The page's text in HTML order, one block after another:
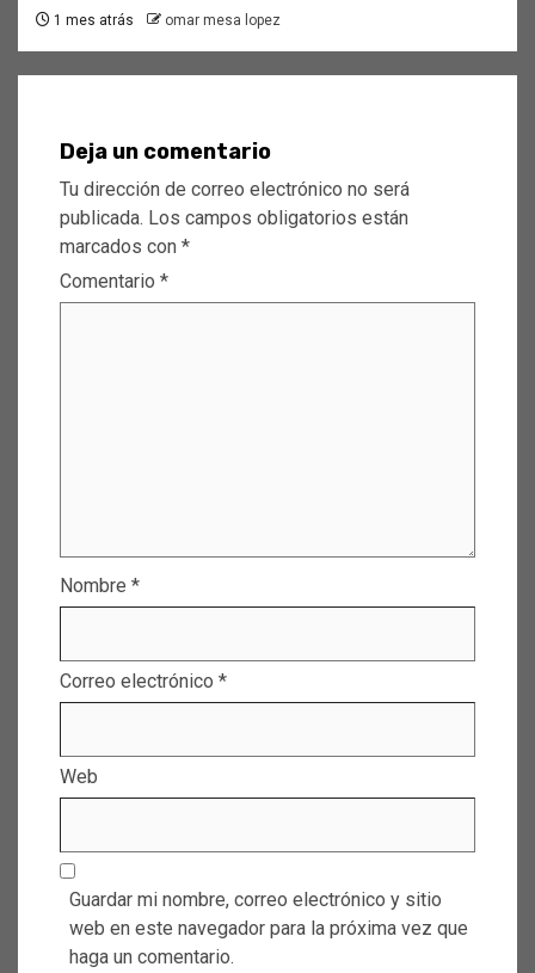
1 mes atrás omar mesa lopez
Deja un comentario
Tu dirección de correo electrónico no será
publicada. Los campos obligatorios están
marcados con *
Comentario *
Nombre *
Correo electrónico *
Web
Guardar mi nombre, correo electrónico y sitio
web en este navegador para la próxima vez que
haga un comentario.